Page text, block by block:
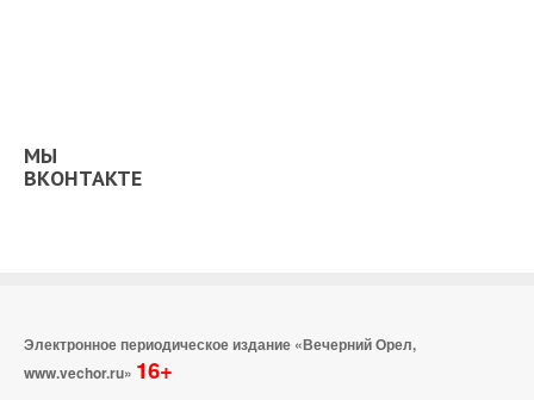
МЫ
ВКОНТАКТЕ
Электронное периодическое издание «Вечерний Орел,
www.vechor.ru» 16+